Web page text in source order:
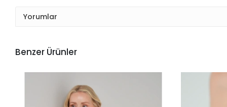
Yorumlar
Benzer Ürünler